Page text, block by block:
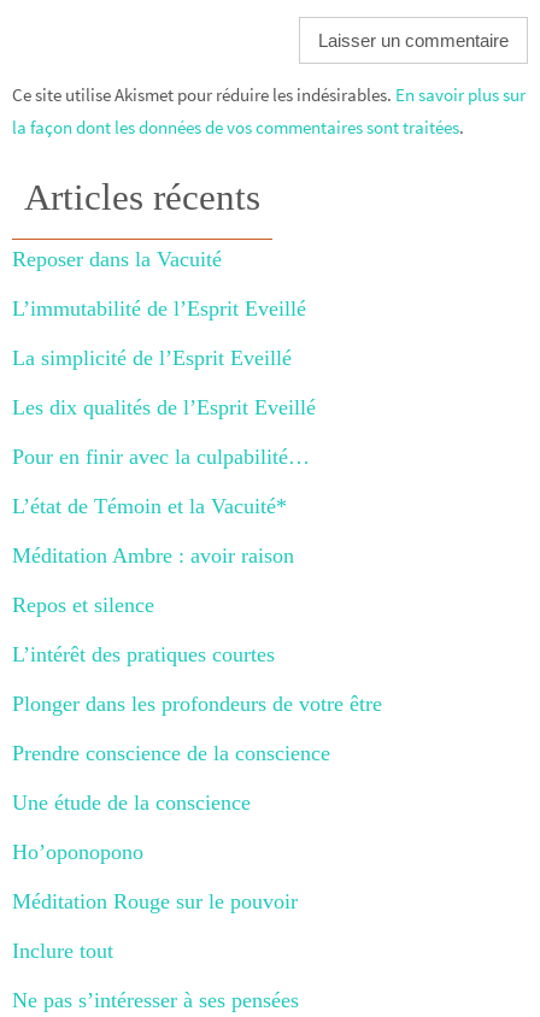
Ce site utilise Akismet pour réduire les indésirables. En savoir plus sur
la façon dont les données de vos commentaires sont traitées.
Articles récents
Reposer dans la Vacuité
L’immutabilité de l’Esprit Eveillé
La simplicité de l’Esprit Eveillé
Les dix qualités de l’Esprit Eveillé
Pour en finir avec la culpabilité…
L’état de Témoin et la Vacuité*
Méditation Ambre : avoir raison
Repos et silence
L’intérêt des pratiques courtes
Plonger dans les profondeurs de votre être
Prendre conscience de la conscience
Une étude de la conscience
Ho’oponopono
Méditation Rouge sur le pouvoir
Inclure tout
Ne pas s’intéresser à ses pensées